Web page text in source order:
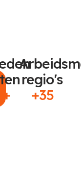
regio's
+35